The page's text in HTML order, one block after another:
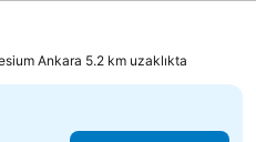
Ankara 5.2 km uzaklıkta